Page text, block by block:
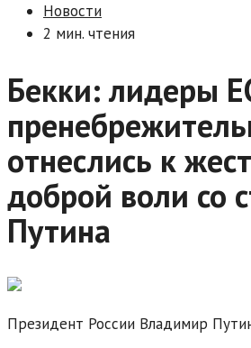
Новости
2 мин. чтения
Бекки: лидеры
отнеслись к
доброй воли со
Путина
Президент России Владимир